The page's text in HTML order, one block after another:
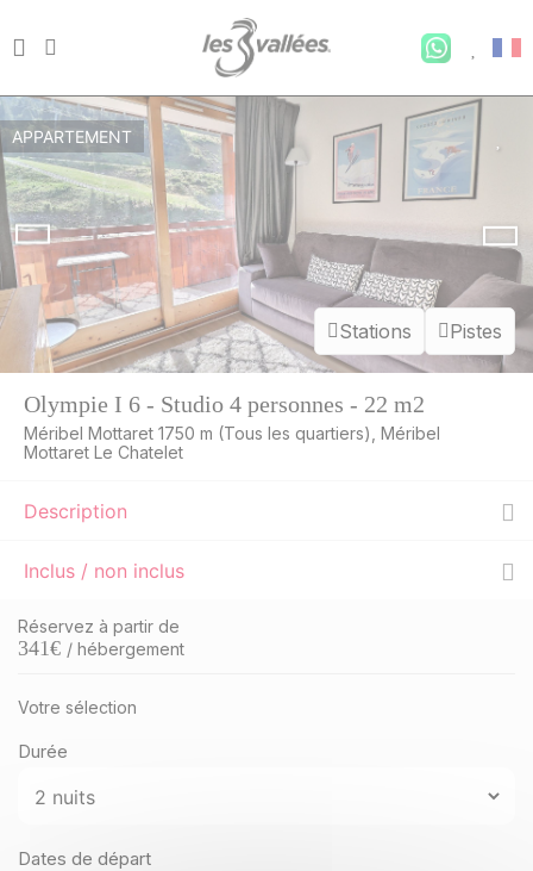
Stations Pistes
APPARTEMENT
Olympie I 6 - Studio 4 personnes - 22 m2
Méribel Mottaret 1750 m (Tous les quartiers), Méribel
Mottaret Le Chatelet
Description
Inclus / non inclus
Réservez à partir de
341€ / hébergement
Votre sélection
Durée
Dates de départ